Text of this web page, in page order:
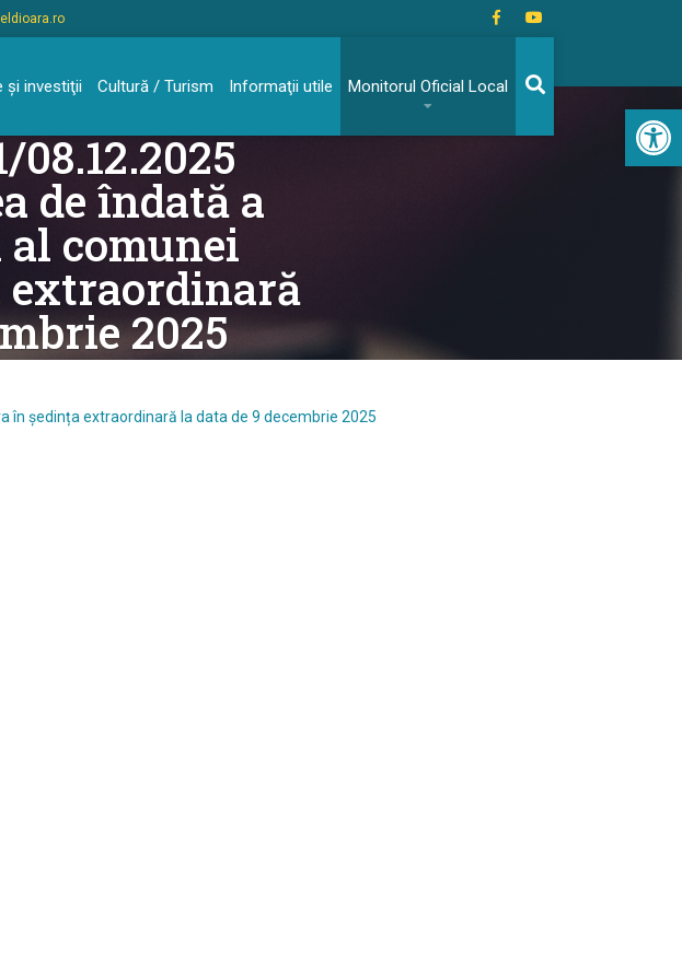
şi investiţii Cultură / Turism Informaţii utile Monitorul Oficial Local
de îndată a
comunei
extraordinară
2025
în ședința extraordinară la data de 9 decembrie 2025